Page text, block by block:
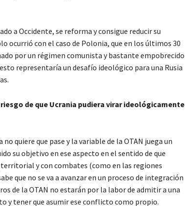
a Occidente, se reforma y consigue reducir su
ocurrió con el caso de Polonia, que en los últimos 30
por un régimen comunista y bastante empobrecido
representaría un desafío ideológico para una Rusia
de que Ucrania pudiera virar ideológicamente
quiere que pase y la variable de la OTAN juega un
su objetivo en ese aspecto en el sentido de que
y con combates (como en las regiones
que no se va a avanzar en un proceso de integración
de la OTAN no estarán por la labor de admitir a una
y tener que asumir ese conflicto como propio.